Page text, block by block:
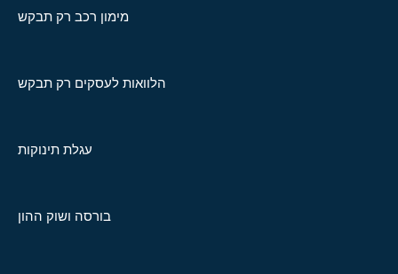
מימון רכב רק תבקש
הלוואות לעסקים רק תבקש
עגלת תינוקות
בורסה ושוק ההון